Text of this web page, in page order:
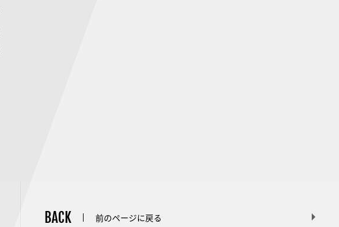
BACK 前のページに戻る